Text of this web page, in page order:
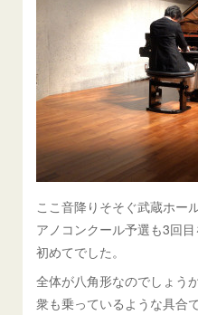
ここ音降りそそぐ武蔵ホー
アノコンクール予選も3回
初めてでした。
全体が八角形なのでしょう
衆も乗っているような具合